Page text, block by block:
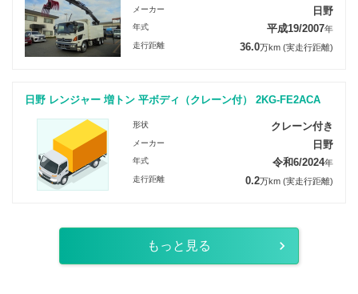
メーカー 日野
年式 平成19/2007年
走行距離 36.0万km (実走行距離)
日野 レンジャー 増トン 平ボディ（クレーン付） 2KG-FE2ACA
形状 クレーン付き
メーカー 日野
年式 令和6/2024年
走行距離 0.2万km (実走行距離)
もっと見る